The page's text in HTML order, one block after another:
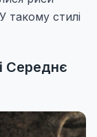
такому стилі
Середнє